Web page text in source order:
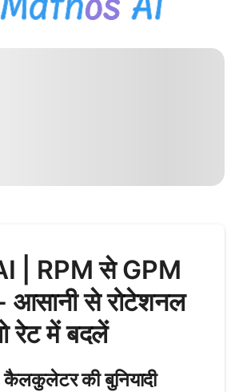
| RPM से GPM
से रोटेशनल
रेट में बदलें
की बुनियादी